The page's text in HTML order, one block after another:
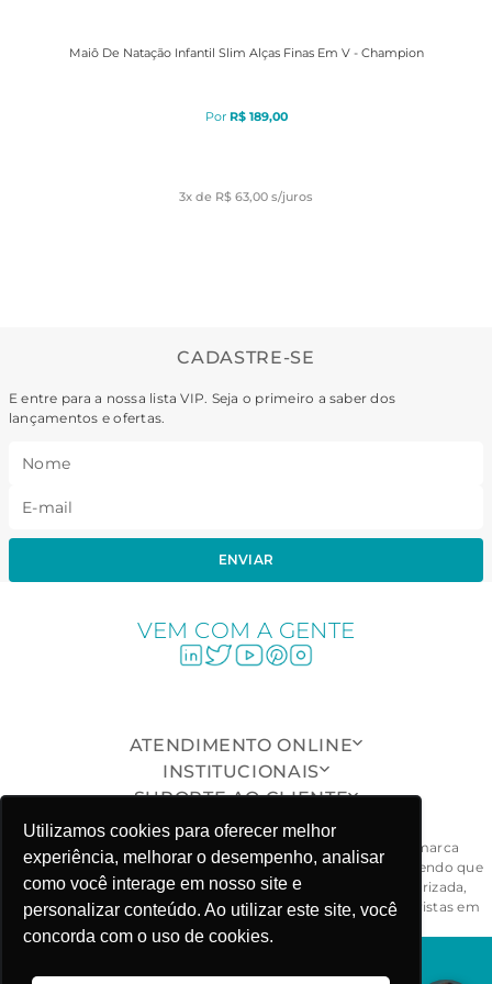
Utilizamos cookies para oferecer melhor
experiência, melhorar o desempenho, analisar
como você interage em nosso site e
personalizar conteúdo. Ao utilizar este site, você
concorda com o uso de cookies.
Maiô De Natação Infantil Slim Alças Finas Em V - Champion
R$ 189,00
3x de R$ 63,00 s/juros
CADASTRE-SE
E entre para a nossa lista VIP. Seja o primeiro a saber dos
lançamentos e ofertas.
ENVIAR
VEM COM A GENTE
ATENDIMENTO ONLINE
INSTITUCIONAIS
SUPORTE AO CLIENTE
ONDE ESTAMOS
Todas as peças, modelos, desenhos, design e formas da marca
Fabiola Molina® são exclusivos e devidamente protegidos, sendo que
a sua reprodução, imitação ou cópia, de maneira não autorizada,
ensejarão ao responsável às penalidades civil e criminal previstas em
lei. - CNPJ: 03.781.919/0001-58